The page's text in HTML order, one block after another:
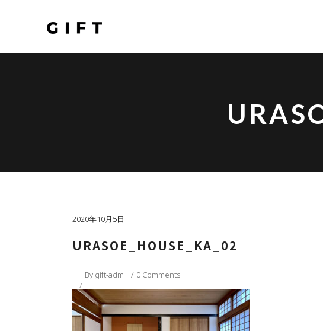
2020年10月5日
URASOE_HOUSE_KA_02
By gift-adm 0 Comments